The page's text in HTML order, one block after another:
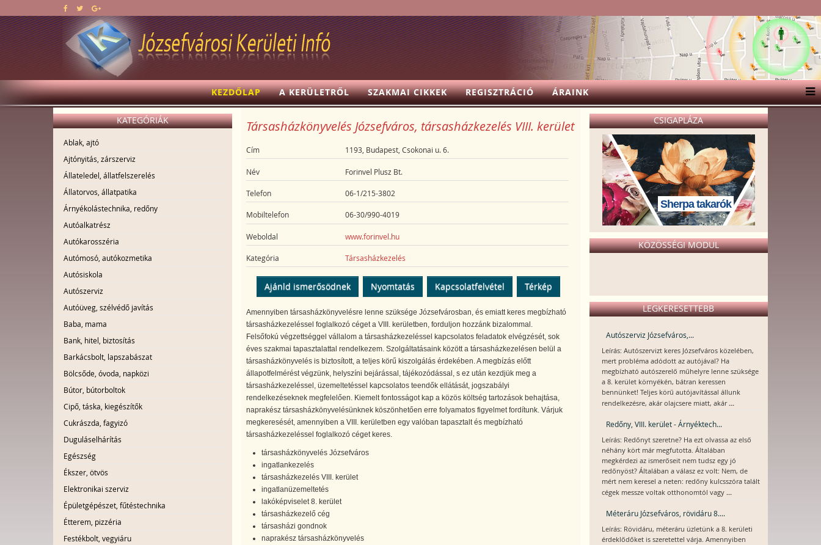
KEZDŐLAP A KERÜLETRŐL SZAKMAI CIKKEK REGISZTRÁCIÓ ÁRAINK
KATEGÓRIÁK
Ablak, ajtó
Ajtónyitás, zárszerviz
Állateledel, állatfelszerelés
Állatorvos, állatpatika
Árnyékolástechnika, redőny
Autóalkatrész
Autókarosszéria
Autómosó, autókozmetika
Autósiskola
Autószerviz
Autóüveg, szélvédő javítás
Baba, mama
Bank, hitel, biztosítás
Barkácsbolt, lapszabászat
Bölcsőde, óvoda, napközi
Bútor, bútorboltok
Cipő, táska, kiegészítők
Cukrászda, fagyizó
Duguláselhárítás
Egészség
Ékszer, ötvös
Elektronikai szerviz
Épületgépészet, fűtéstechnika
Étterem, pizzéria
Festékbolt, vegyiáru
Társasházkönyvelés Józsefváros, társasházkezelés VIII. kerület
Cím 1193, Budapest, Csokonai u. 6.
Név Forinvel Plusz Bt.
Telefon 06-1/215-3802
Mobiltelefon 06-30/990-4019
Weboldal www.forinvel.hu
Kategória Társasházkezelés
Ajánld ismerősödnek Nyomtatás Kapcsolatfelvétel Térkép
Amennyiben társasházkönyvelésre lenne szüksége Józsefvárosban, és emiatt keres megbízható
társasházkezeléssel foglalkozó céget a VIII. kerületben, forduljon hozzánk bizalommal.
Felsőfokú végzettséggel vállalom a társasházkezeléssel kapcsolatos feladatok elvégzését, sok
éves szakmai tapasztalattal rendelkezem. Szolgáltatásaink között a társasházkezelésen belül a
társasházkönyvelés is biztosított, a teljes körű kiszolgálás érdekében. A megbízás előtt
állapotfelmérést végzünk, helyszíni bejárással, tájékozódással, s ez után kezdjük meg a
társasházkezeléssel, üzemeltetéssel kapcsolatos teendők ellátását, jogszabályi
rendelkezéseknek megfelelően. Kiemelt fontosságot kap a közös költség tartozások behajtása,
naprakész társasházkönyvelésünknek köszönhetően erre folyamatos figyelmet fordítunk. Várjuk
megkeresését, amennyiben a VIII. kerületben egy valóban tapasztalt és megbízható
társasházkezeléssel foglalkozó céget keres.
társasházkönyvelés Józsefváros
ingatlankezelés
társasházkezelés VIII. kerület
ingatlanüzemeltetés
lakóképviselet 8. kerület
társasházkezelő cég
társasházi gondnok
naprakész társasházkönyvelés
CSIGAPLÁZA
Sherpa takarók
KÖZÖSSÉGI MODUL
LEGKERESETTEBB
Autószerviz Józsefváros,...
Leírás: Autószervizt keres Józsefváros közelében,
mert probléma adódott az autójával? Ha
megbízható autószerelő műhelyre lenne szüksége
a 8. kerület környékén, bátran keressen
bennünket! Teljes körű autójavítással állunk
rendelkezésre, akár olajcsere miatt, akár...
Redőny, VIII. kerület - Árnyéktech...
Leírás: Redőnyt szeretne? Ha ezt olvassa az első
néhány kört már megfutotta. Általában
megkérdezi az ismerőseit nem tudsz egy jó
redőnyöst? Általában a válasz ez volt: Nem, de
mért nem keresel a neten: redőny kulcsszóra talált
cégek messze voltak otthonomtól vagy ...
Méteráru Józsefváros, rövidáru 8....
Leírás: Rövidáru, méteráru üzletünk a 8. kerületi
érdeklődőket is szeretettel várja. Amennyiben